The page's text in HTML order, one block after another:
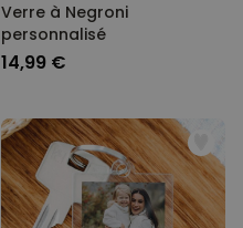
Verre à Negroni
personnalisé
14,99 €